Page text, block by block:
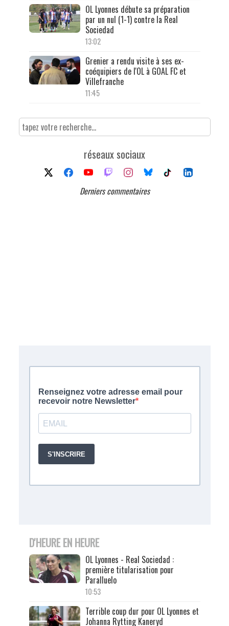
OL Lyonnes débute sa préparation
par un nul (1-1) contre la Real
Sociedad
13:02
Grenier a rendu visite à ses ex-
coéquipiers de l'OL à GOAL FC et
Villefranche
11:45
réseaux sociaux
Derniers commentaires
D'HEURE EN HEURE
OL Lyonnes - Real Sociedad :
première titularisation pour
Paralluelo
10:53
Terrible coup dur pour OL Lyonnes et
Johanna Rytting Kaneryd